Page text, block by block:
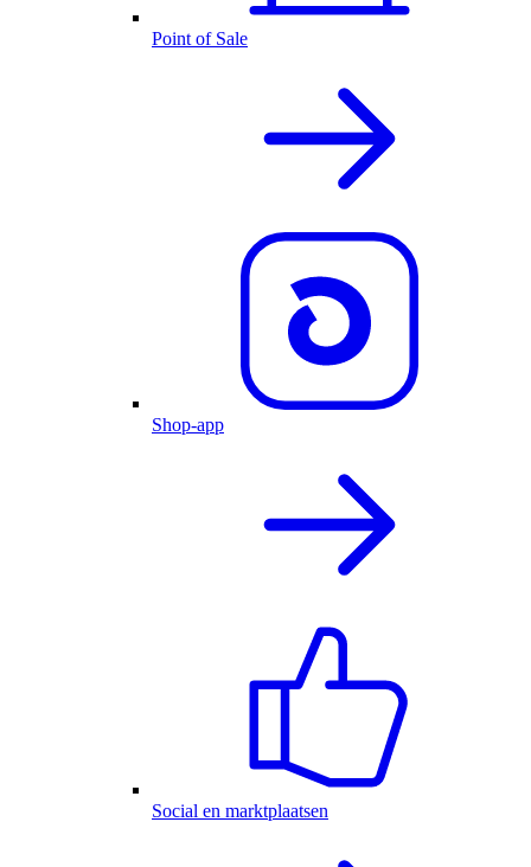
Point of Sale
Shop-app
Social en marktplaatsen